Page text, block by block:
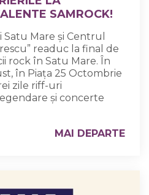
SAMROCK!
Mare și Centrul
readuc la final de
rock în Satu Mare. În
în Piața 25 Octombrie
zile riff-uri
și concerte
MAI DEPARTE